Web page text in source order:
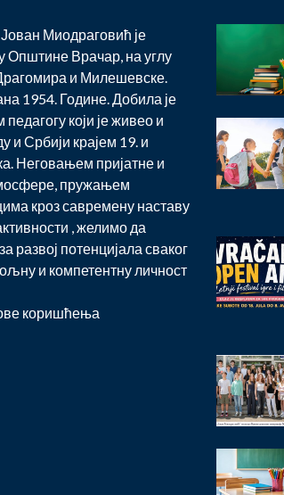
Миодраговић је
Општине Врачар, на углу
и Милешевске.
1954. Године. Добила је
који је живео и
и Србији крајем 19. и
Неговањем пријатне и
пружањем
кроз савремену наставу
, желимо да
развој потенцијала сваког
и компетентну личност
коришћења